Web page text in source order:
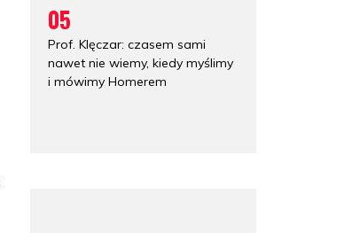
05
Prof. Klęczar: czasem sami
nawet nie wiemy, kiedy myślimy
i mówimy Homerem